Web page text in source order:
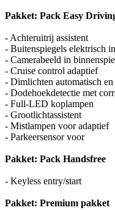
Pakket: Pack Easy
- Achteruitrij assistent
- Buitenspiegels elektrisch
- Camerabeeld in
- Cruise control adaptief
- Dimlichten automatisch en
- Dodehoekdetectie met
- Full-LED koplampen
- Grootlichtassistent
- Mistlampen voor adaptief
- Parkeersensor voor
Pakket: Pack Handsfree
- Keyless entry/start
Pakket: Premium pakket